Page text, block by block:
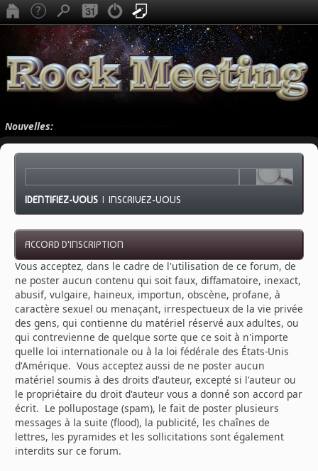
Nouvelles:
IDENTIFIEZ-VOUS |INSCRIVEZ-VOUS
ACCORD D'INSCRIPTION
Vous acceptez, dans le cadre de l'utilisation de ce forum, de
ne poster aucun contenu qui soit faux, diffamatoire, inexact,
abusif, vulgaire, haineux, importun, obscène, profane, à
caractère sexuel ou menaçant, irrespectueux de la vie privée
des gens, qui contienne du matériel réservé aux adultes, ou
qui contrevienne de quelque sorte que ce soit à n'importe
quelle loi internationale ou à la loi fédérale des États-Unis
d'Amérique. Vous acceptez aussi de ne poster aucun
matériel soumis à des droits d'auteur, excepté si l'auteur ou
le propriétaire du droit d'auteur vous a donné son accord par
écrit. Le pollupostage (spam), le fait de poster plusieurs
messages à la suite (flood), la publicité, les chaînes de
lettres, les pyramides et les sollicitations sont également
interdits sur ce forum.